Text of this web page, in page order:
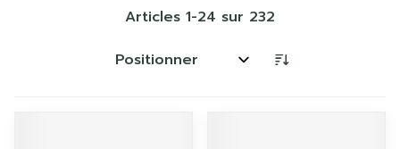
Articles 1-24 sur 232
Trier par: